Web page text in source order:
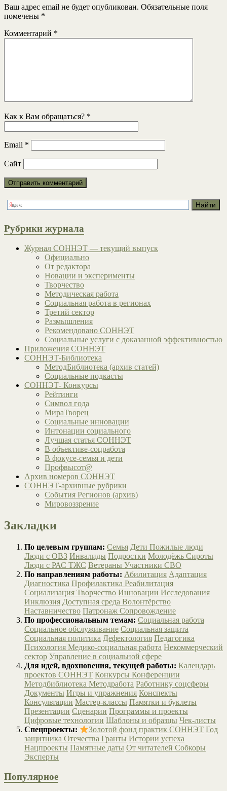
Ваш адрес email не будет опубликован. Обязательные поля
помечены *
Комментарий *
Как к Вам обращаться? *
Email *
Сайт
Рубрики журнала
Журнал СОННЭТ — текущий выпуск
Официально
От редактора
Новации и эксперименты
Творчество
Методическая работа
Социальная работа в регионах
Третий сектор
Размышления
Рекомендовано СОННЭТ
Социальные услуги с доказанной эффективностью
Приложения СОННЭТ
СОННЭТ-Библиотека
МетодБиблиотека (архив статей)
Социальные подкасты
СОННЭТ- Конкурсы
Рейтинги
Символ года
МираТворец
Социальные инновации
Интонации социального
Лучшая статья СОННЭТ
В объективе-соцработа
В фокусе-семья и дети
Профвысот@
Архив номеров СОННЭТ
СОННЭТ-архивные рубрики
События Регионов (архив)
Мировоззрение
Закладки
По целевым группам: Семья Дети Пожилые люди
Люди с ОВЗ Инвалиды Подростки Молодёжь Сироты
Люди с РАС ТЖС Ветераны Участники СВО
По направлениям работы: Абилитация Адаптация
Диагностика Профилактика Реабилитация
Социализация Творчество Инновации Исследования
Инклюзия Доступная среда Волонтёрство
Наставничество Патронаж Сопровождение
По профессиональным темам: Социальная работа
Социальное обслуживание Социальная защита
Социальная политика Дефектология Педагогика
Психология Медико-социальная работа Некоммерческий
сектор Управление в социальной сфере
Для идей, вдохновения, текущей работы: Календарь
проектов СОННЭТ Конкурсы Конференции
Методбиблиотека Методработа Работнику соцсферы
Документы Игры и упражнения Конспекты
Консультации Мастер-классы Памятки и буклеты
Презентации Сценарии Программы и проекты
Цифровые технологии Шаблоны и образцы Чек-листы
Спецпроекты:
Золотой фонд практик СОННЭТ Год
защитника Отечества Гранты Истории успеха
Нацпроекты Памятные даты От читателей Собкоры
Эксперты
Популярное